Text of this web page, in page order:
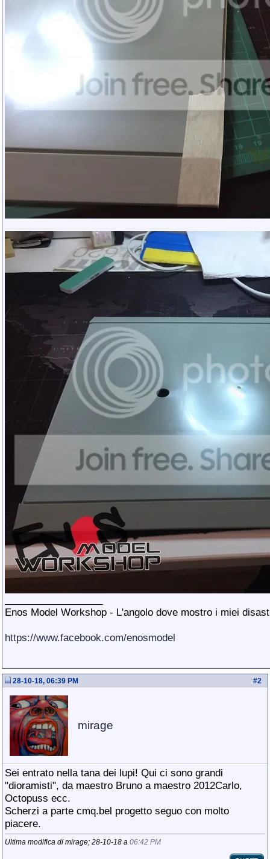
Enos Model Workshop - L'angolo dove mostro i miei
https://www.facebook.com/enosmodel
#2
28-10-18, 06:39 PM
mirage
Sei entrato nella tana dei lupi! Qui ci sono grandi
"dioramisti", da maestro Bruno a maestro 2012Carlo,
Octopuss ecc.
Scherzi a parte cmq.bel progetto seguo con molto
piacere.
Ultima modifica di mirage; 28-10-18 a 06:42 PM